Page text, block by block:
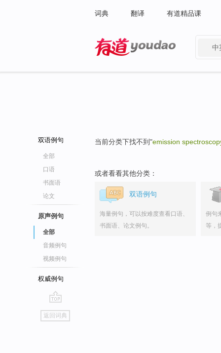
词典 翻译 有道精品课
中
双语例句
全部
口语
书面语
论文
原声例句
全部
音频例句
视频例句
权威例句
go
top
返回词典
当前分类下找不到"emission
或者看看其他分类：
双语例句
海量例句，可以按难度查看口语、
书面语、论文例句。
例句
等，